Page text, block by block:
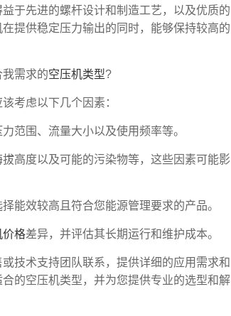
于先进的螺杆设计和制造工艺，以及优质的
提供稳定压力输出的同时，能够保持较高的
需求的空压机类型?
考虑以下几个因素：
围、流量大小以及使用频率等。
度以及可能的污染物等，这些因素可能影
能效较高且符合您能源管理要求的产品。
价格差异，并评估其长期运行和维护成本。
术支持团队联系，提供详细的应用需求和
的空压机类型，并为您提供专业的选型和解